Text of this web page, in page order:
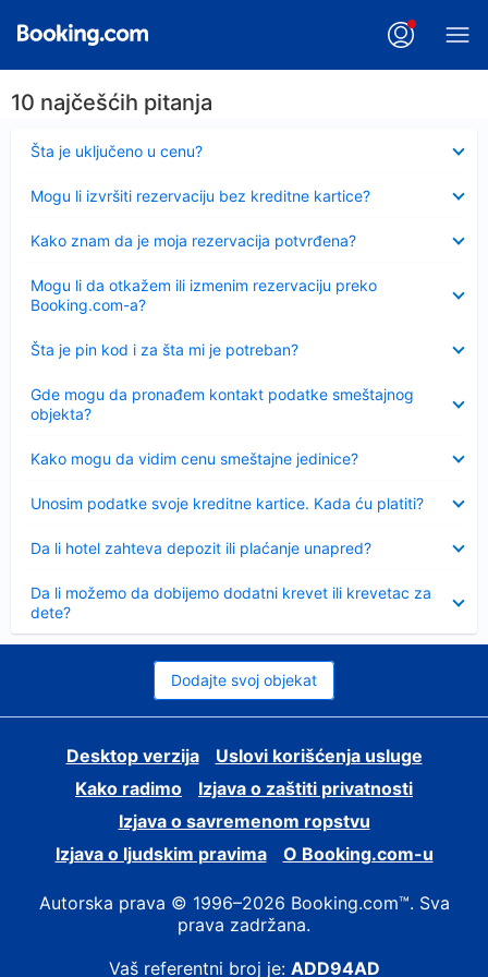
10 najčešćih pitanja
Šta je uključeno u cenu?
Sažeto
Mogu li izvršiti rezervaciju bez kreditne kartice?
Kako znam da je moja rezervacija potvrđena?
Mogu li da otkažem ili izmenim rezervaciju preko
Booking.com-a?
Šta je pin kod i za šta mi je potreban?
Sažeto
Gde mogu da pronađem kontakt podatke smeštajnog
objekta?
Kako mogu da vidim cenu smeštajne jedinice?
Unosim podatke svoje kreditne kartice. Kada ću platiti?
Da li hotel zahteva depozit ili plaćanje unapred?
Da li možemo da dobijemo dodatni krevet ili krevetac za
dete?
Dodajte svoj objekat
Desktop verzija
Uslovi korišćenja usluge
Kako radimo
Izjava o zaštiti privatnosti
Izjava o savremenom ropstvu
Izjava o ljudskim pravima
О Booking.com-u
Autorska prava © 1996–2026 Booking.com™. Sva
prava zadržana.
Vaš referentni broj je: ADD94AD